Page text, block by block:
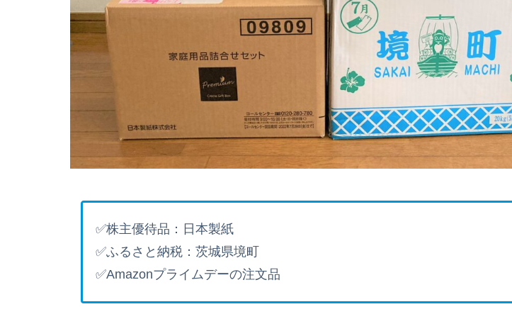
✅株主優待品：日本製紙
✅ふるさと納税：茨城県境町
✅Amazonプライムデーの注文品